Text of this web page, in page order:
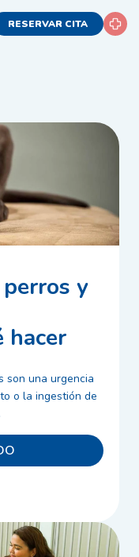
RESERVAR CITA
y
hacer
son una urgencia
o la ingestión de